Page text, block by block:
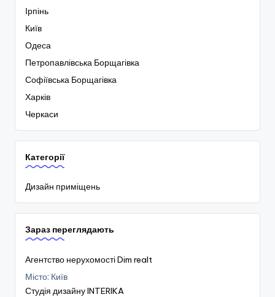
Ірпінь
Київ
Одеса
Петропавлівська Борщагівка
Софіївська Борщагівка
Харків
Черкаси
Категорії
Дизайн приміщень
Зараз переглядають
Агентство нерухомості Dim realt
Місто: Київ
Студія дизайну INTERIKA